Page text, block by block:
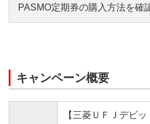
PASMO定期券の購入方法を確
）
択ください
キャンペーン概要
【三菱ＵＦＪデビ